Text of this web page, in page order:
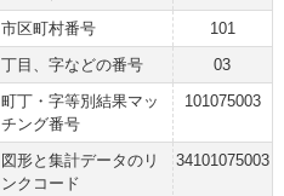
市区町村番号
101
丁目、字などの番号
03
町丁・字等別結果マッ
チング番号
101075003
図形と集計データのリ
ンクコード
34101075003